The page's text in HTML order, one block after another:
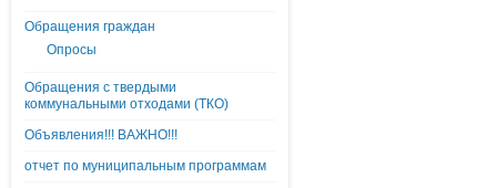
Обращения граждан
Опросы
Обращения с твердыми
коммунальными отходами (ТКО)
Объявления!!! ВАЖНО!!!
отчет по муниципальным программам